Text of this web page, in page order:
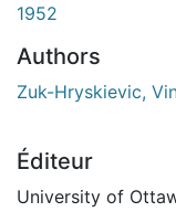
1952
Authors
Zuk-Hryskievic,
Éditeur
University of